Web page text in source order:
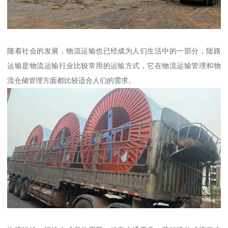
随着社会的发展，物流运输也已经成为人们生活中的一部分，陆路
运输是物流运输行业比较常用的运输方式，它在物流运输管理和物
流仓储管理方面都比较适合人们的需求。